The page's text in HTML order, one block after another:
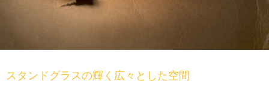
スタンドグラスの輝く広々とした空間